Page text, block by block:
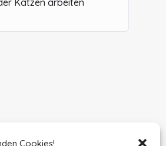
Cookies!
Katzen arbeiten